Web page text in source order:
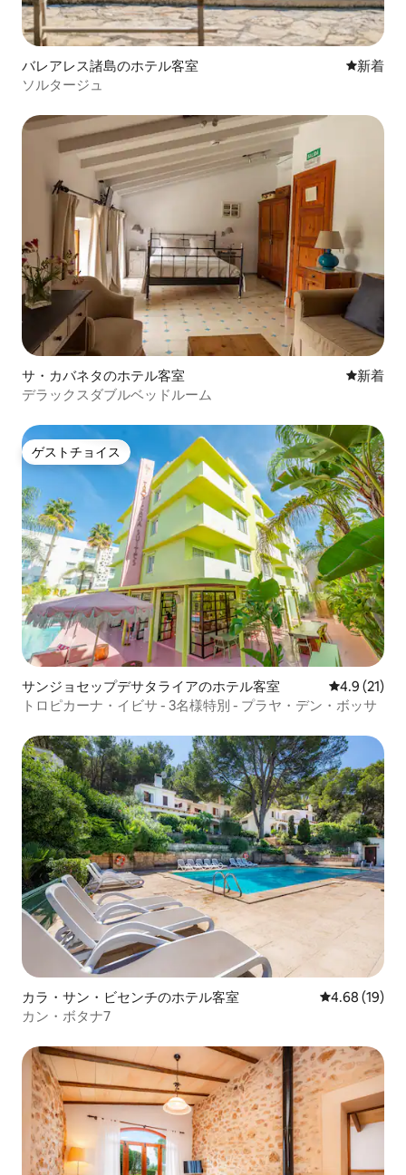
バレアレス諸島のホテル客室 新しい宿
新着
ソルタージュ
サ・カバネタのホテル客室 新しい宿
新着
デラックスダブルベッドルーム
ゲストチョイス
ゲストチョイス
サンジョセップデサタライアのホテル客室 レビュー21
4.9 (21)
トロピカーナ・イビサ - 3名様特別 - プラヤ・デン・ボッサ
カラ・サン・ビセンチのホテル客室 レビュー19
4.68 (19)
カン・ボタナ7